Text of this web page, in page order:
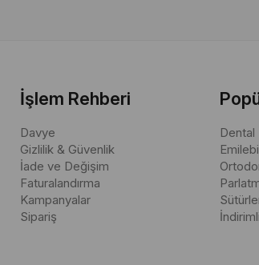
diş yüzeylerindeki çürükleri
İşlem Rehberi
Davye
Gizlilik & Güvenlik
İade ve Değişim
Faturalandırma
Kampanyalar
Sipariş